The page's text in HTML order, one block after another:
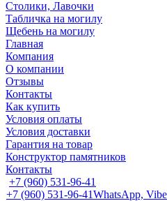
Столики, Лавочки
Табличка на могилу
Щебень на могилу
Главная
Компания
О компании
Отзывы
Контакты
Как купить
Условия оплаты
Условия доставки
Гарантия на товар
Конструктор памятников
Контакты
+7 (960) 531-96-41
+7 (960) 531-96-41WhatsApp,